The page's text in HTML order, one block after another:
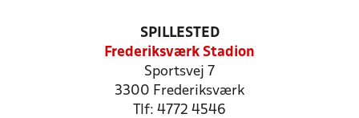
SPILLESTED
Frederiksværk Stadion
Sportsvej 7
3300 Frederiksværk
Tlf: 4772 4546